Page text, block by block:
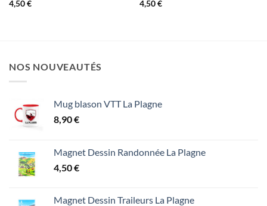
4,50€ 4,50€
NOS NOUVEAUTÉS
Mug blason VTT La Plagne
8,90€
Magnet Dessin Randonnée La Plagne
4,50€
Magnet Dessin Traileurs La Plagne